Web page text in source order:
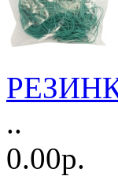
..
0.00р.